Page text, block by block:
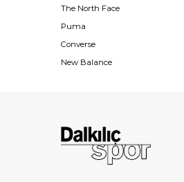
The North Face
Puma
Converse
New Balance